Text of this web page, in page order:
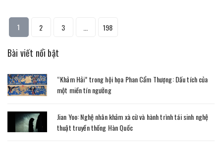
1 2 3 198
Bài viết nổi bật
“Khảm Hải” trong hội họa Phan Cẩm Thượng: Dấu tích của
một miền tín ngưỡng
Jian Yoo: Nghệ nhân khảm xà cừ và hành trình tái sinh nghệ
thuật truyền thống Hàn Quốc